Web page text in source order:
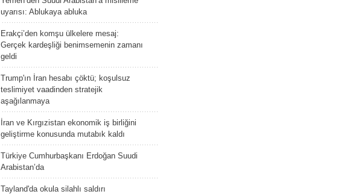
uyarısı: Ablukaya abluka
Erakçi’den komşu ülkelere mesaj:
Gerçek kardeşliği benimsemenin zamanı
geldi
Trump'ın İran hesabı çöktü; koşulsuz
teslimiyet vaadinden stratejik
aşağılanmaya
İran ve Kırgızistan ekonomik iş birliğini
geliştirme konusunda mutabık kaldı
Türkiye Cumhurbaşkanı Erdoğan Suudi
Arabistan’da
Tayland'da okula silahlı saldırı